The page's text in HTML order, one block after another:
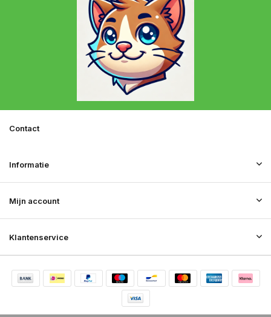
Klantenservice
Mijn account
Informatie
Contact